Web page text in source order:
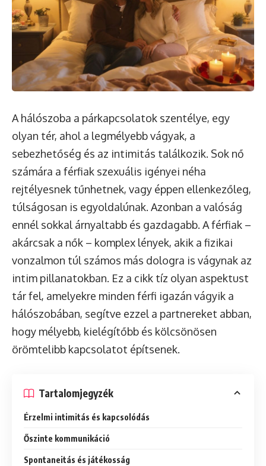
A hálószoba a párkapcsolatok szentélye, egy
olyan tér, ahol a legmélyebb vágyak, a
sebezhetőség és az intimitás találkozik. Sok nő
számára a férfiak szexuális igényei néha
rejtélyesnek tűnhetnek, vagy éppen ellenkezőleg,
túlságosan is egyoldalúnak. Azonban a valóság
ennél sokkal árnyaltabb és gazdagabb. A férfiak –
akárcsak a nők – komplex lények, akik a fizikai
vonzalmon túl számos más dologra is vágynak az
intim pillanatokban. Ez a cikk tíz olyan aspektust
tár fel, amelyekre minden férfi igazán vágyik a
hálószobában, segítve ezzel a partnereket abban,
hogy mélyebb, kielégítőbb és kölcsönösen
örömtelibb kapcsolatot építsenek.
Tartalomjegyzék
Érzelmi intimitás és kapcsolódás
Őszinte kommunikáció
Spontaneitás és játékosság